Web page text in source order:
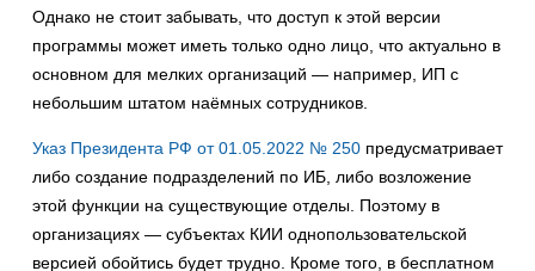
Однако не стоит забывать, что доступ к этой версии
программы может иметь только одно лицо, что актуально в
основном для мелких организаций — например, ИП с
небольшим штатом наёмных сотрудников.
Указ Президента РФ от 01.05.2022 № 250 предусматривает
либо создание подразделений по ИБ, либо возложение
этой функции на существующие отделы. Поэтому в
организациях — субъектах КИИ однопользовательской
версией обойтись будет трудно. Кроме того, в бесплатном